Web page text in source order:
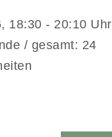
18:30 - 20:10 Uhr
/ gesamt: 24